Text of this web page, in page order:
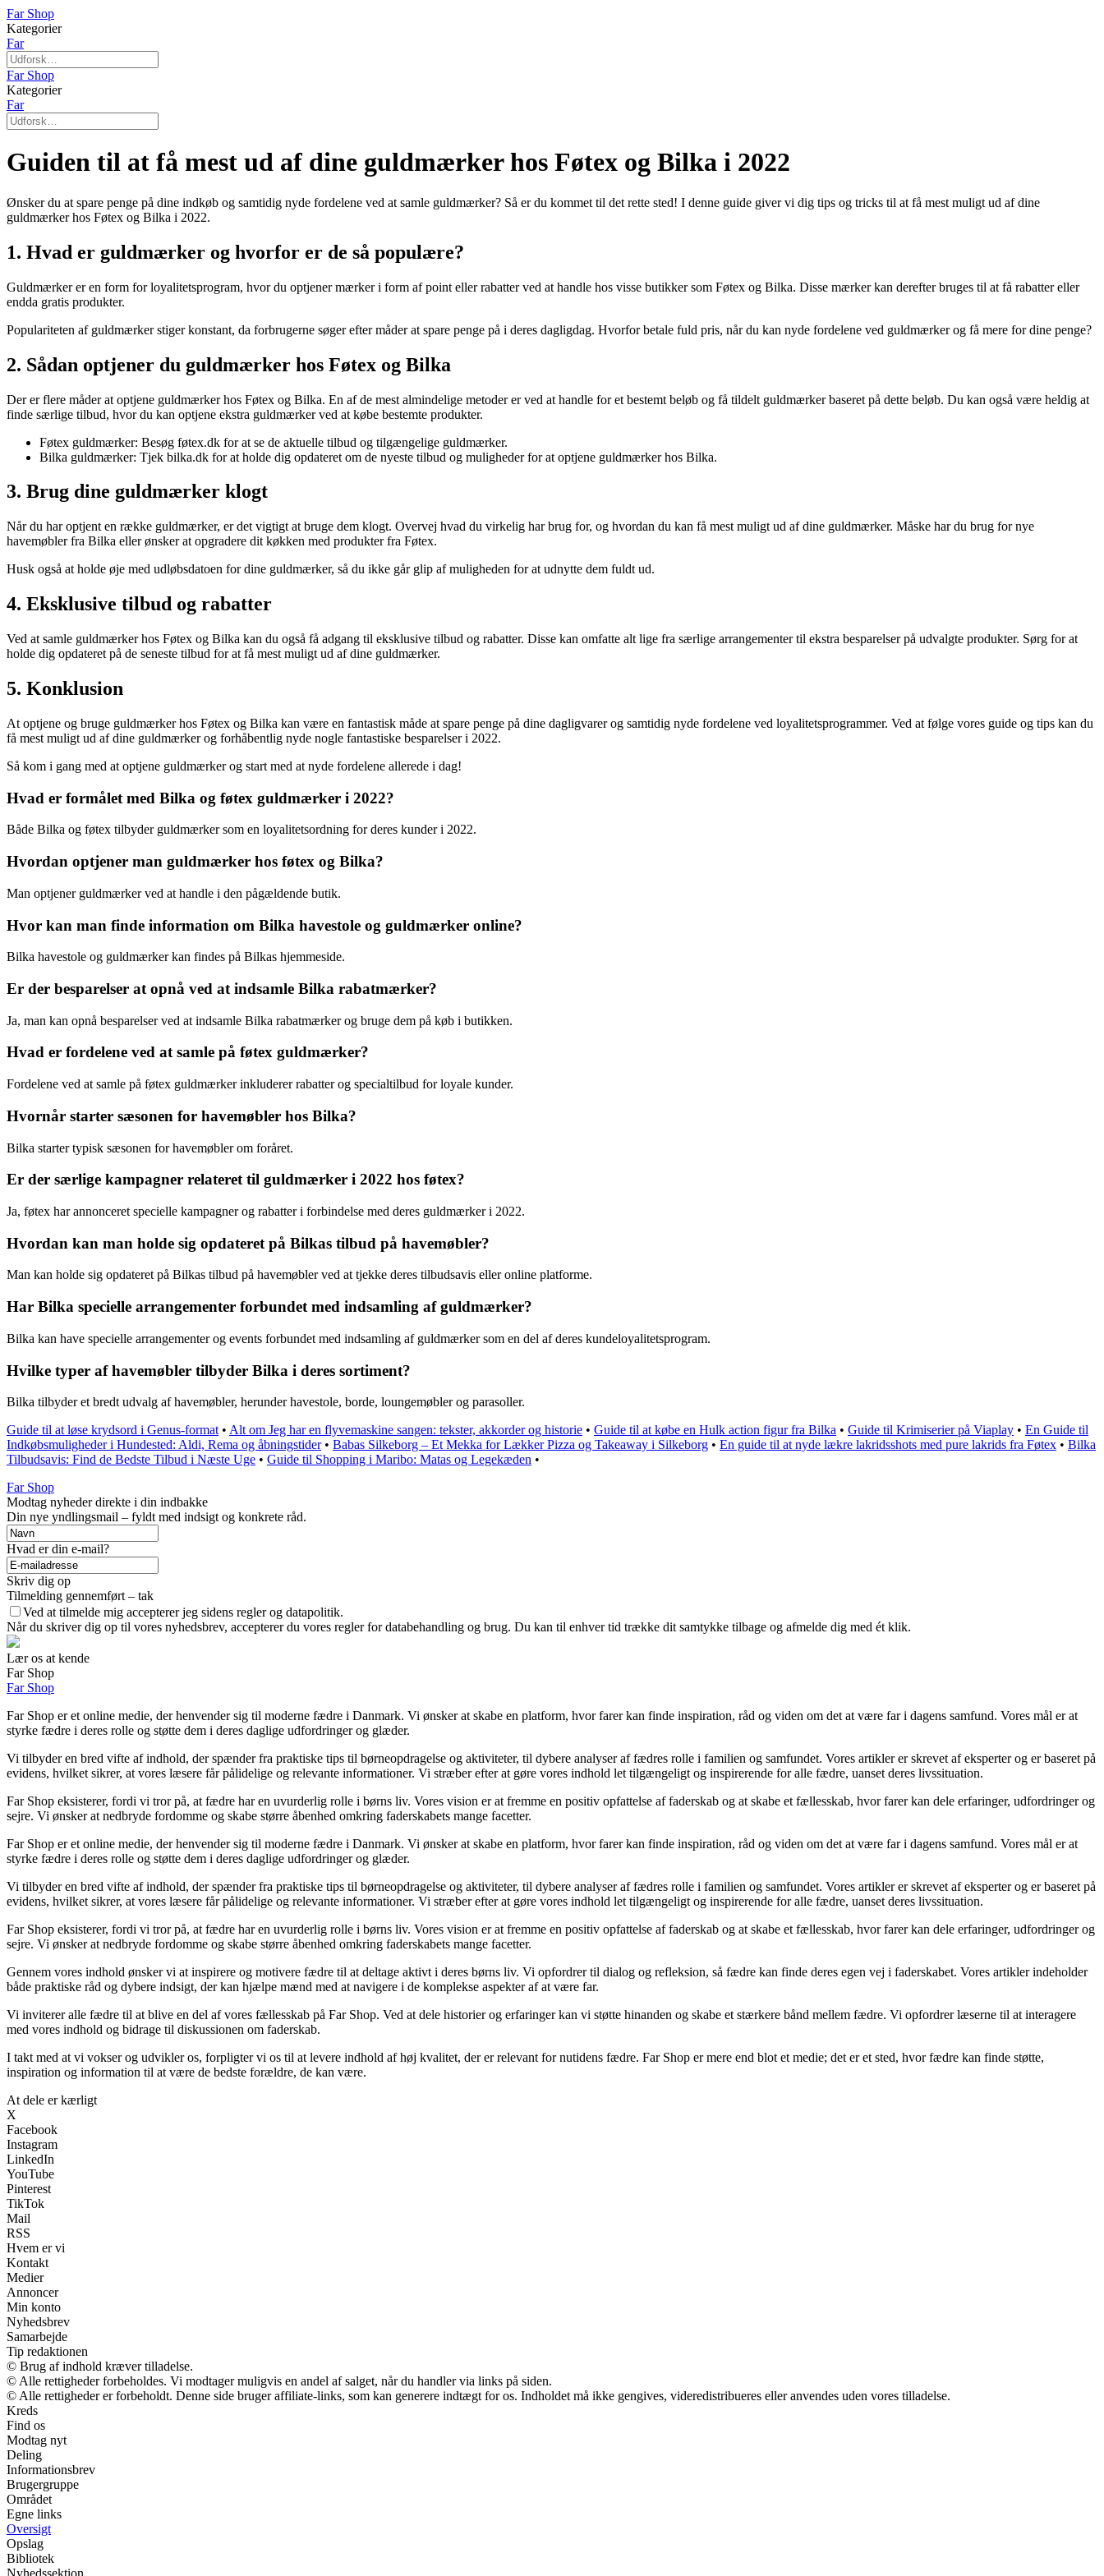
Far Shop
Kategorier
Far
Far Shop
Kategorier
Far
Guiden til at få mest ud af dine guldmærker hos Føtex og Bilka i 2022
Ønsker du at spare penge på dine indkøb og samtidig nyde fordelene ved at samle guldmærker? Så er du kommet til det rette sted! I denne guide giver vi dig tips og tricks til at få mest muligt ud af dine
guldmærker hos Føtex og Bilka i 2022.
1. Hvad er guldmærker og hvorfor er de så populære?
Guldmærker er en form for loyalitetsprogram, hvor du optjener mærker i form af point eller rabatter ved at handle hos visse butikker som Føtex og Bilka. Disse mærker kan derefter bruges til at få rabatter eller
endda gratis produkter.
Populariteten af guldmærker stiger konstant, da forbrugerne søger efter måder at spare penge på i deres dagligdag. Hvorfor betale fuld pris, når du kan nyde fordelene ved guldmærker og få mere for dine penge?
2. Sådan optjener du guldmærker hos Føtex og Bilka
Der er flere måder at optjene guldmærker hos Føtex og Bilka. En af de mest almindelige metoder er ved at handle for et bestemt beløb og få tildelt guldmærker baseret på dette beløb. Du kan også være heldig at
finde særlige tilbud, hvor du kan optjene ekstra guldmærker ved at købe bestemte produkter.
Føtex guldmærker: Besøg føtex.dk for at se de aktuelle tilbud og tilgængelige guldmærker.
Bilka guldmærker: Tjek bilka.dk for at holde dig opdateret om de nyeste tilbud og muligheder for at optjene guldmærker hos Bilka.
3. Brug dine guldmærker klogt
Når du har optjent en række guldmærker, er det vigtigt at bruge dem klogt. Overvej hvad du virkelig har brug for, og hvordan du kan få mest muligt ud af dine guldmærker. Måske har du brug for nye
havemøbler fra Bilka eller ønsker at opgradere dit køkken med produkter fra Føtex.
Husk også at holde øje med udløbsdatoen for dine guldmærker, så du ikke går glip af muligheden for at udnytte dem fuldt ud.
4. Eksklusive tilbud og rabatter
Ved at samle guldmærker hos Føtex og Bilka kan du også få adgang til eksklusive tilbud og rabatter. Disse kan omfatte alt lige fra særlige arrangementer til ekstra besparelser på udvalgte produkter. Sørg for at
holde dig opdateret på de seneste tilbud for at få mest muligt ud af dine guldmærker.
5. Konklusion
At optjene og bruge guldmærker hos Føtex og Bilka kan være en fantastisk måde at spare penge på dine dagligvarer og samtidig nyde fordelene ved loyalitetsprogrammer. Ved at følge vores guide og tips kan du
få mest muligt ud af dine guldmærker og forhåbentlig nyde nogle fantastiske besparelser i 2022.
Så kom i gang med at optjene guldmærker og start med at nyde fordelene allerede i dag!
Hvad er formålet med Bilka og føtex guldmærker i 2022?
Både Bilka og føtex tilbyder guldmærker som en loyalitetsordning for deres kunder i 2022.
Hvordan optjener man guldmærker hos føtex og Bilka?
Man optjener guldmærker ved at handle i den pågældende butik.
Hvor kan man finde information om Bilka havestole og guldmærker online?
Bilka havestole og guldmærker kan findes på Bilkas hjemmeside.
Er der besparelser at opnå ved at indsamle Bilka rabatmærker?
Ja, man kan opnå besparelser ved at indsamle Bilka rabatmærker og bruge dem på køb i butikken.
Hvad er fordelene ved at samle på føtex guldmærker?
Fordelene ved at samle på føtex guldmærker inkluderer rabatter og specialtilbud for loyale kunder.
Hvornår starter sæsonen for havemøbler hos Bilka?
Bilka starter typisk sæsonen for havemøbler om foråret.
Er der særlige kampagner relateret til guldmærker i 2022 hos føtex?
Ja, føtex har annonceret specielle kampagner og rabatter i forbindelse med deres guldmærker i 2022.
Hvordan kan man holde sig opdateret på Bilkas tilbud på havemøbler?
Man kan holde sig opdateret på Bilkas tilbud på havemøbler ved at tjekke deres tilbudsavis eller online platforme.
Har Bilka specielle arrangementer forbundet med indsamling af guldmærker?
Bilka kan have specielle arrangementer og events forbundet med indsamling af guldmærker som en del af deres kundeloyalitetsprogram.
Hvilke typer af havemøbler tilbyder Bilka i deres sortiment?
Bilka tilbyder et bredt udvalg af havemøbler, herunder havestole, borde, loungemøbler og parasoller.
Guide til at løse krydsord i Genus-format • Alt om Jeg har en flyvemaskine sangen: tekster, akkorder og historie • Guide til at købe en Hulk action figur fra Bilka • Guide til Krimiserier på Viaplay • En Guide til
Indkøbsmuligheder i Hundested: Aldi, Rema og åbningstider• Babas Silkeborg – Et Mekka for Lækker Pizza og Takeaway i Silkeborg • En guide til at nyde lækre lakridsshots med pure lakrids fra Føtex • Bilka
Tilbudsavis: Find de Bedste Tilbud i Næste Uge • Guide til Shopping i Maribo: Matas og Legekæden •
Far Shop
Modtag nyheder direkte i din indbakke
Din nye yndlingsmail – fyldt med indsigt og konkrete råd.
Hvad er din e-mail?
Skriv dig op
Tilmelding gennemført – tak
Ved at tilmelde mig accepterer jeg sidens regler og datapolitik.
Når du skriver dig op til vores nyhedsbrev, accepterer du vores regler for databehandling og brug. Du kan til enhver tid trække dit samtykke tilbage og afmelde dig med ét klik.
Lær os at kende
Far Shop
Far Shop
Far Shop er et online medie, der henvender sig til moderne fædre i Danmark. Vi ønsker at skabe en platform, hvor farer kan finde inspiration, råd og viden om det at være far i dagens samfund. Vores mål er at
styrke fædre i deres rolle og støtte dem i deres daglige udfordringer og glæder.
Vi tilbyder en bred vifte af indhold, der spænder fra praktiske tips til børneopdragelse og aktiviteter, til dybere analyser af fædres rolle i familien og samfundet. Vores artikler er skrevet af eksperter og er baseret på
evidens, hvilket sikrer, at vores læsere får pålidelige og relevante informationer. Vi stræber efter at gøre vores indhold let tilgængeligt og inspirerende for alle fædre, uanset deres livssituation.
Far Shop eksisterer, fordi vi tror på, at fædre har en uvurderlig rolle i børns liv. Vores vision er at fremme en positiv opfattelse af faderskab og at skabe et fællesskab, hvor farer kan dele erfaringer, udfordringer og
sejre. Vi ønsker at nedbryde fordomme og skabe større åbenhed omkring faderskabets mange facetter.
Far Shop er et online medie, der henvender sig til moderne fædre i Danmark. Vi ønsker at skabe en platform, hvor farer kan finde inspiration, råd og viden om det at være far i dagens samfund. Vores mål er at
styrke fædre i deres rolle og støtte dem i deres daglige udfordringer og glæder.
Vi tilbyder en bred vifte af indhold, der spænder fra praktiske tips til børneopdragelse og aktiviteter, til dybere analyser af fædres rolle i familien og samfundet. Vores artikler er skrevet af eksperter og er baseret på
evidens, hvilket sikrer, at vores læsere får pålidelige og relevante informationer. Vi stræber efter at gøre vores indhold let tilgængeligt og inspirerende for alle fædre, uanset deres livssituation.
Far Shop eksisterer, fordi vi tror på, at fædre har en uvurderlig rolle i børns liv. Vores vision er at fremme en positiv opfattelse af faderskab og at skabe et fællesskab, hvor farer kan dele erfaringer, udfordringer og
sejre. Vi ønsker at nedbryde fordomme og skabe større åbenhed omkring faderskabets mange facetter.
Gennem vores indhold ønsker vi at inspirere og motivere fædre til at deltage aktivt i deres børns liv. Vi opfordrer til dialog og refleksion, så fædre kan finde deres egen vej i faderskabet. Vores artikler indeholder
både praktiske råd og dybere indsigt, der kan hjælpe mænd med at navigere i de komplekse aspekter af at være far.
Vi inviterer alle fædre til at blive en del af vores fællesskab på Far Shop. Ved at dele historier og erfaringer kan vi støtte hinanden og skabe et stærkere bånd mellem fædre. Vi opfordrer læserne til at interagere
med vores indhold og bidrage til diskussionen om faderskab.
I takt med at vi vokser og udvikler os, forpligter vi os til at levere indhold af høj kvalitet, der er relevant for nutidens fædre. Far Shop er mere end blot et medie; det er et sted, hvor fædre kan finde støtte,
inspiration og information til at være de bedste forældre, de kan være.
At dele er kærligt
X
Facebook
Instagram
LinkedIn
YouTube
Pinterest
TikTok
Mail
RSS
Hvem er vi
Kontakt
Medier
Annoncer
Min konto
Nyhedsbrev
Samarbejde
Tip redaktionen
© Brug af indhold kræver tilladelse.
© Alle rettigheder forbeholdes. Vi modtager muligvis en andel af salget, når du handler via links på siden.
© Alle rettigheder er forbeholdt. Denne side bruger affiliate-links, som kan generere indtægt for os. Indholdet må ikke gengives, videredistribueres eller anvendes uden vores tilladelse.
Kreds
Find os
Modtag nyt
Deling
Informationsbrev
Brugergruppe
Området
Egne links
Oversigt
Opslag
Bibliotek